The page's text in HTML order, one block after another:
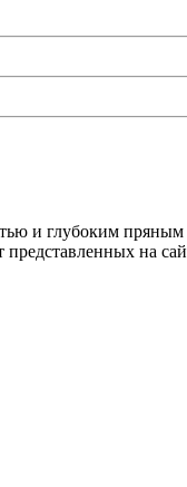
и глубоким пряным
представленных на